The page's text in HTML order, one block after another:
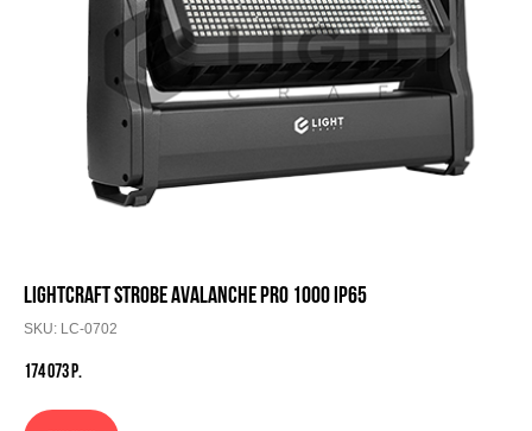
LightCraft Strobe Avalanche Pro 1000 IP65
SKU: LC-0702
174 073 р.